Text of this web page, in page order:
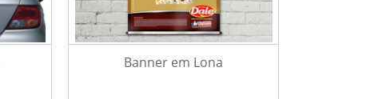
Banner em Lona